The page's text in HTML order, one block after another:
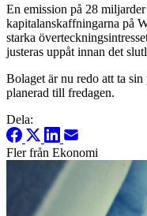
En emission på 28
kapitalanskaffningarna på
starka
justeras uppåt innan det
Bolaget är nu redo att ta sin
planerad till fredagen.
Dela:
Fler från Ekonomi